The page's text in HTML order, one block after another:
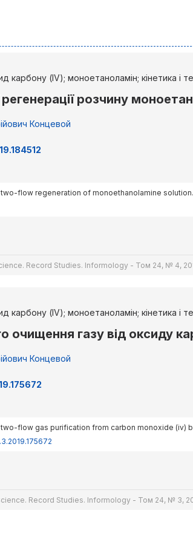
карбону (IV); моноетаноламін; кінетика і
розчину
Концевой
flow regeneration of monoethanolamine solution.
Record Studies. Informology - Том 24, № 4,
карбону (IV); моноетаноламін; кінетика і
газу від оксиду
Концевой
flow gas purification from carbon monoxide (iv)
Record Studies. Informology - Том 24, № 3,